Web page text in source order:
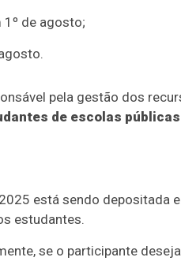
de agosto;
pela gestão dos
de escolas
está sendo depositada
estudantes.
se o participante